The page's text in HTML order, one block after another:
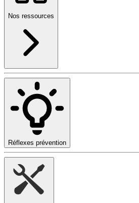
Nos ressources
Réflexes prévention